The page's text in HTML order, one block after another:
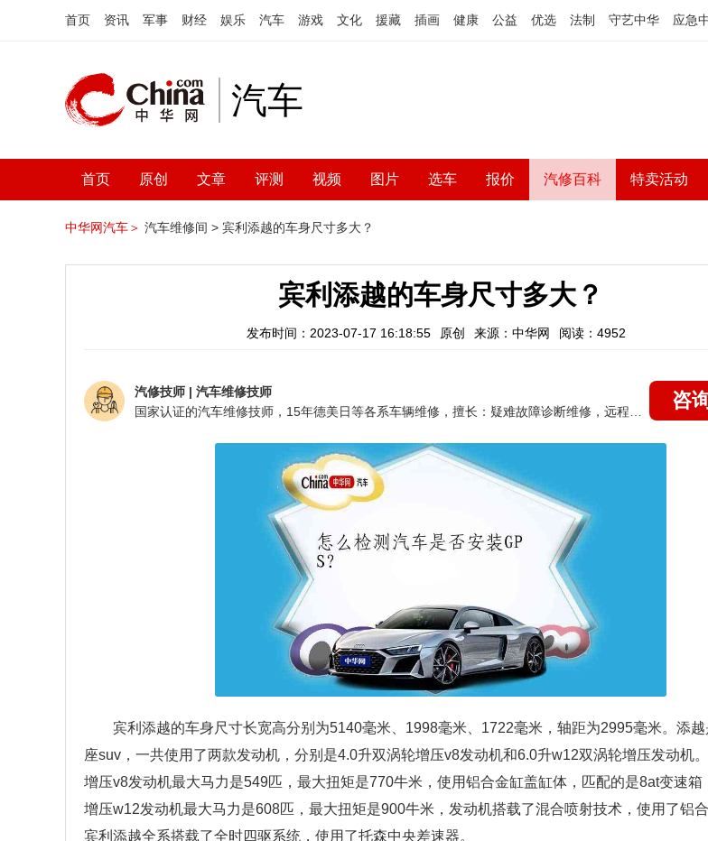
首页 资讯 军事 财经 娱乐 汽车 游戏 文化 援藏 插画 健康 公益 优选 法制 守艺中华 应急
汽车
首页 原创 文章 评测 视频 图片 选车 报价 汽修百科 特卖活动
中华网汽车＞ 汽车维修间 > 宾利添越的车身尺寸多大？
宾利添越的车身尺寸多大？
发布时间：2023-07-17 16:18:55 原创 来源：中华网 阅读：4952
汽修技师 | 汽车维修技师
咨
宾利添越的车身尺寸长宽高分别为5140毫米、1998毫米、1722毫米，轴距为2995毫米。添
座suv，一共使用了两款发动机，分别是4.0升双涡轮增压v8发动机和6.0升w12双涡轮增压发动机
增压v8发动机最大马力是549匹，最大扭矩是770牛米，使用铝合金缸盖缸体，匹配的是8at变速箱
增压w12发动机最大马力是608匹，最大扭矩是900牛米，发动机搭载了混合喷射技术，使用了铝合
宾利添越全系搭载了全时四驱系统，使用了托森中央差速器。